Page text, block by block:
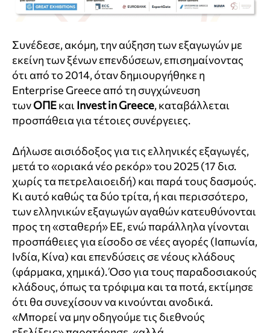
Συνέδεσε, ακόμη, την αύξηση των εξαγωγών με
εκείνη των ξένων επενδύσεων, επισημαίνοντας
ότι από το 2014, όταν δημιουργήθηκε η
Enterprise Greece από τη συγχώνευση
τωνΟΠΕκαι Invest in Greece, καταβάλλεται
προσπάθεια για τέτοιες συνέργειες.
Δήλωσε αισιόδοξος για τις ελληνικές εξαγωγές,
μετά το «οριακά νέο ρεκόρ» του 2025 (17 δισ.
χωρίς τα πετρελαιοειδή) και παρά τους δασμούς.
Κι αυτό καθώς τα δύο τρίτα, ή και περισσότερο,
των ελληνικών εξαγωγών αγαθών κατευθύνονται
προς τη «σταθερή» ΕΕ, ενώ παράλληλα γίνονται
προσπάθειες για είσοδο σε νέες αγορές (Ιαπωνία,
Ινδία, Κίνα) και επενδύσεις σε νέους κλάδους
(φάρμακα, χημικά). Όσο για τους παραδοσιακούς
κλάδους, όπως τα τρόφιμα και τα ποτά, εκτίμησε
ότι θα συνεχίσουν να κινούνται ανοδικά.
«Μπορεί να μην οδηγούμε τις διεθνούς